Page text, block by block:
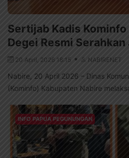
Sertijab Kadis Kominfo
Degei Resmi
20 April, 2026 18:15 NABIRENET
Nabire, 20 April 2026 – Dinas
(Kominfo) Kabupaten Nabire
INFO PAPUA PEGUNUNGAN